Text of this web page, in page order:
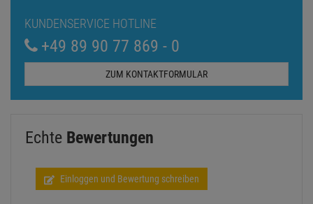
KUNDENSERVICE HOTLINE
+49 89 90 77 869 - 0
ZUM KONTAKTFORMULAR
Echte Bewertungen
Einloggen und Bewertung schreiben